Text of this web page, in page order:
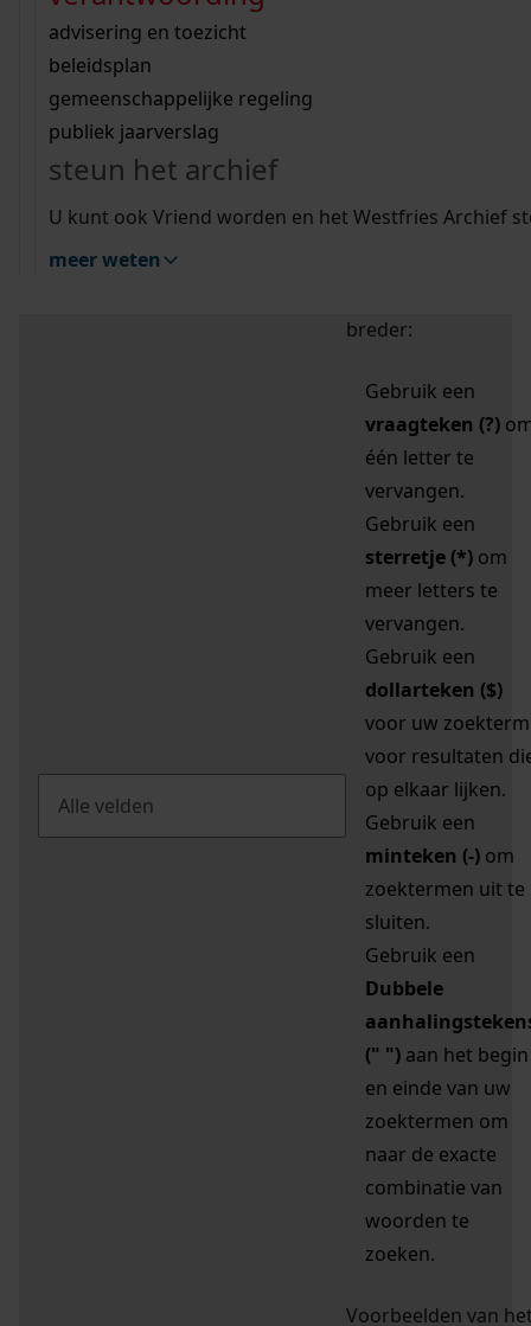
bouwvergunningen
omgevingsvergunningen
vergunningen
beeld en geluid
uitleg nodig?
Wij helpen u op weg met een aantal zoektips.
bekijk alle zoektips
Wij helpen u op weg met een aantal zoektips.
bekijk alle zoektips
bekijk ons geschiedenislokaal
advisering en toezicht
beleidsplan
gemeenschappelijke regeling
publiek jaarverslag
steun het archief
U kunt ook Vriend worden en het Westfries Archief
meer weten
zoektips
Mijn Studiezaal (inloggen)
uw zoekopdracht te
breder:
Gebruik een
vraagteken (?)
één letter te
vervangen.
Gebruik een
sterretje (*) om
meer letters te
vervangen.
Gebruik een
dollarteken ($)
voor uw zoekterm
voor resultaten
op elkaar lijken.
Gebruik een
minteken (-) om
zoektermen uit te
sluiten.
Gebruik een
Dubbele
(" ") aan het begin
en einde van uw
zoektermen om
naar de exacte
combinatie van
woorden te
zoeken.
Voorbeelden van